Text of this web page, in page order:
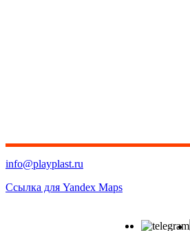
info@playplast.ru
Ссылка для Yandex Maps